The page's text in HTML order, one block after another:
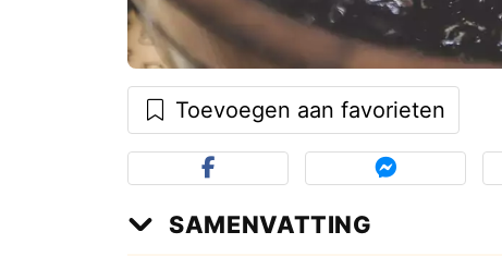
Toevoegen aan favorieten
SAMENVATTING